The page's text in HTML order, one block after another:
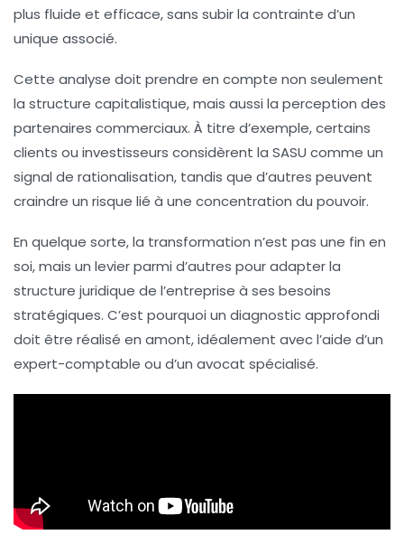
plus fluide et efficace, sans subir la contrainte d’un
unique associé.
Cette analyse doit prendre en compte non seulement
la structure capitalistique, mais aussi la perception des
partenaires commerciaux. À titre d’exemple, certains
clients ou investisseurs considèrent la SASU comme un
signal de rationalisation, tandis que d’autres peuvent
craindre un risque lié à une concentration du pouvoir.
En quelque sorte, la transformation n’est pas une fin en
soi, mais un levier parmi d’autres pour adapter la
structure juridique de l’entreprise à ses besoins
stratégiques. C’est pourquoi un diagnostic approfondi
doit être réalisé en amont, idéalement avec l’aide d’un
expert-comptable ou d’un avocat spécialisé.